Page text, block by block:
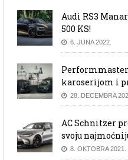
Audi RS3
500 KS!
6. JUNA 2022.
Performmaster
karoserijom i
28. DECEMBRA
AC Schnitzer
svoju
8. OKTOBRA 2021.